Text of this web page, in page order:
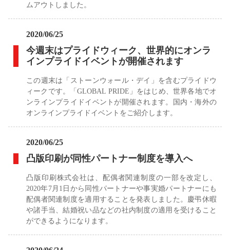
ムアウトしました。
2020/06/25
今週末はプライドウィーク、世界的にオンラ
インプライドイベントが開催されます
この週末は「ストーンウォール・デイ」を含むプライドウ
ィークです。「GLOBAL PRIDE」をはじめ、世界各地でオ
ンラインプライドイベントが開催されます。国内・海外の
オンラインプライドイベントをご紹介します。
2020/06/25
凸版印刷が同性パートナー制度を導入へ
凸版印刷株式会社は、配偶者関連制度の一部を改定し、
2020年7月1日から同性パートナーや事実婚パートナーにも
配偶者関連制度を適用することを発表しました。慶弔休暇
や諸手当、結婚祝い品などの社内制度の適用を受けること
ができるようになります。